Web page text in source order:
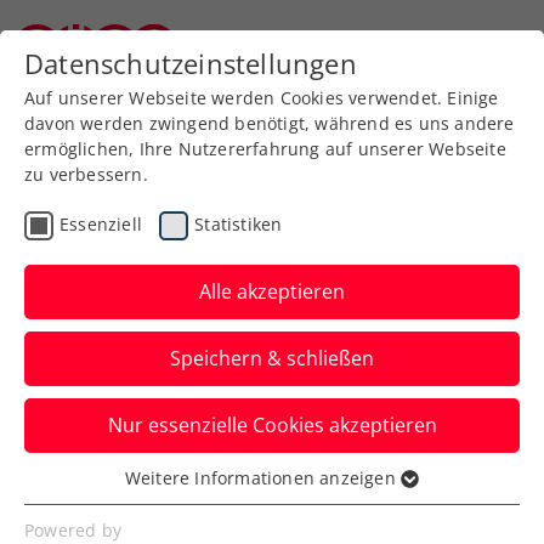
Zurück zur Newsübersicht
ITF
Bastian Berenz holt sich
den Turniersieg
... beim ITFu18 in Bosnien
Verfasst von: , 08.02.2025
Datenschutzeinstellungen
Auf unserer Webseite werden Cookies verwendet. Einige
davon werden zwingend benötigt, während es uns andere
ermöglichen, Ihre Nutzererfahrung auf unserer Webseite
zu verbessern.
Essenziell Statistiken
Alle akzeptieren
Speichern & schließen
Nur essenzielle Cookies akzeptieren
Essenziell
Essenzielle Cookies werden für grundlegende
Weitere Informationen anzeigen
Powered by